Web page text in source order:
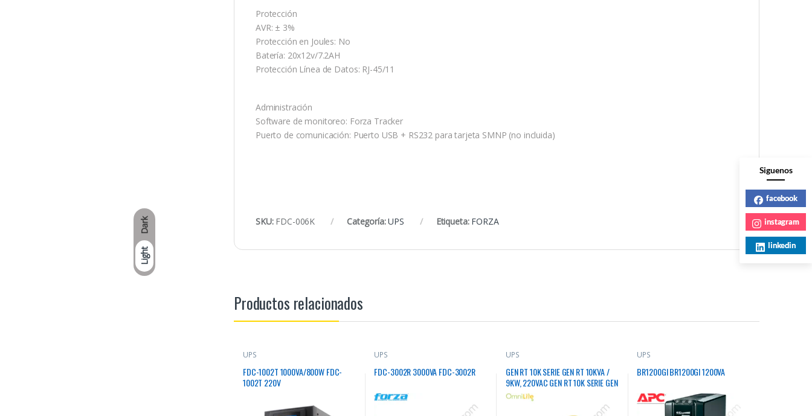
Dark
Light
Protección
AVR: ± 3%
Protección en Joules: No
Batería: 20x12v/7.2AH
Protección Línea de Datos: RJ-45/11
Administración
Software de monitoreo: Forza Tracker
Puerto de comunicación: Puerto USB + RS232 para tarjeta SMNP (no incluida)
SKU: FDC-006K Categoría:UPS Etiqueta: FORZA
Productos relacionados
UPS
FDC-1002T 1000VA/800W FDC-
1002T 220V
UPS
FDC-3002R 3000VA FDC-3002R
UPS
GEN RT 10K SERIE GEN RT 10KVA /
9KW, 220VAC GEN RT 10K SERIE GEN
RT
UPS
BR1200GI BR1200GI 1200VA
Siguenos
facebook
instagram
linkedin